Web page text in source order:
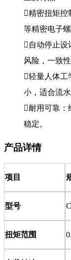
精密扭矩控
等精密电子
自动停止设
风险，一致性
轻量人体工
小，适合流
耐用可靠：
稳定。
产品详情
项目
型号
扭矩范围